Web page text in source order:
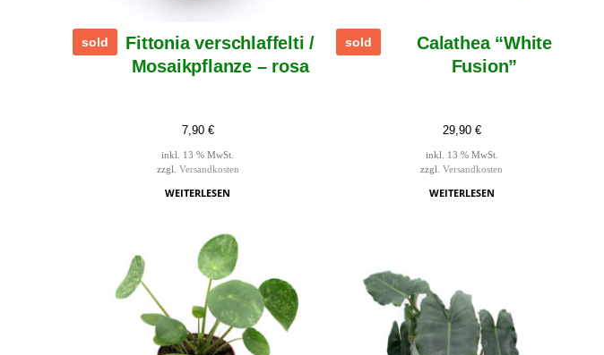
sold
Fittonia verschlaffelti /
Mosaikpflanze – rosa
7,90 €
inkl. 13 % MwSt.
zzgl. Versandkosten
WEITERLESEN
sold
Calathea “White
Fusion”
29,90 €
inkl. 13 % MwSt.
zzgl.Versandkosten
WEITERLESEN